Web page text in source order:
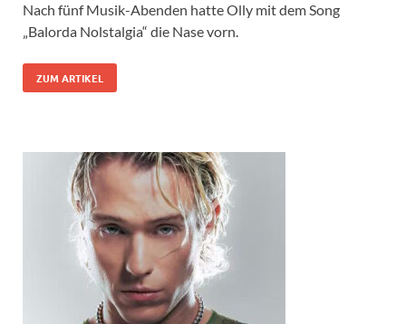
Nach fünf Musik-Abenden hatte Olly mit dem Song
„Balorda Nolstalgia“ die Nase vorn.
ZUM ARTIKEL